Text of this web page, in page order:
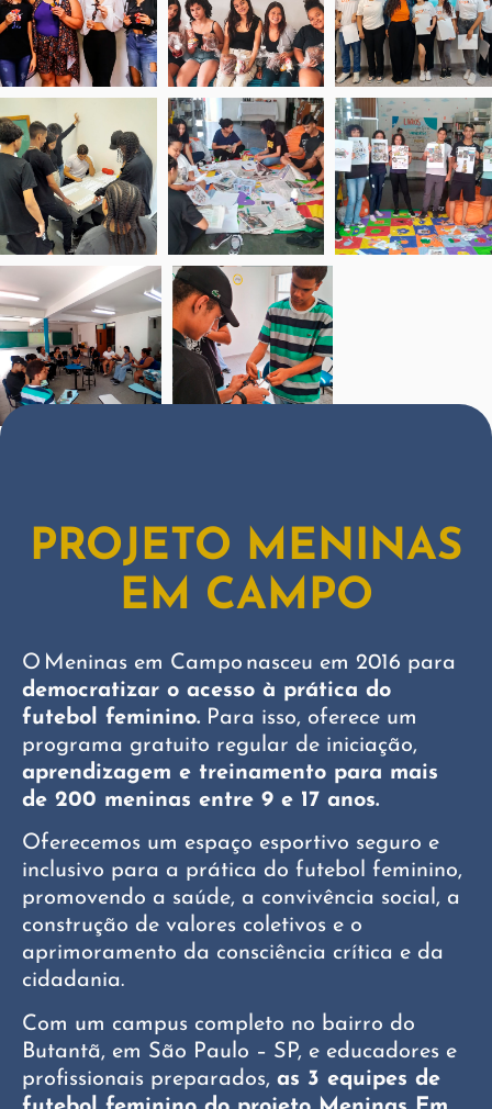
PROJETO MENINAS
EM CAMPO
O Meninas em Campo nasceu em 2016 para
democratizar o acesso à prática do
futebol feminino. Para isso, oferece um
programa gratuito regular de iniciação,
aprendizagem e treinamento para mais
de 200 meninas entre 9 e 17 anos.
​Oferecemos um espaço esportivo seguro e
inclusivo para a prática do futebol feminino,
promovendo a saúde, a convivência social, a
construção de valores coletivos e o
aprimoramento da consciência crítica e da
cidadania.
​Com um campus completo no bairro do
Butantã, em São Paulo – SP, e educadores e
profissionais preparados, as 3 equipes de